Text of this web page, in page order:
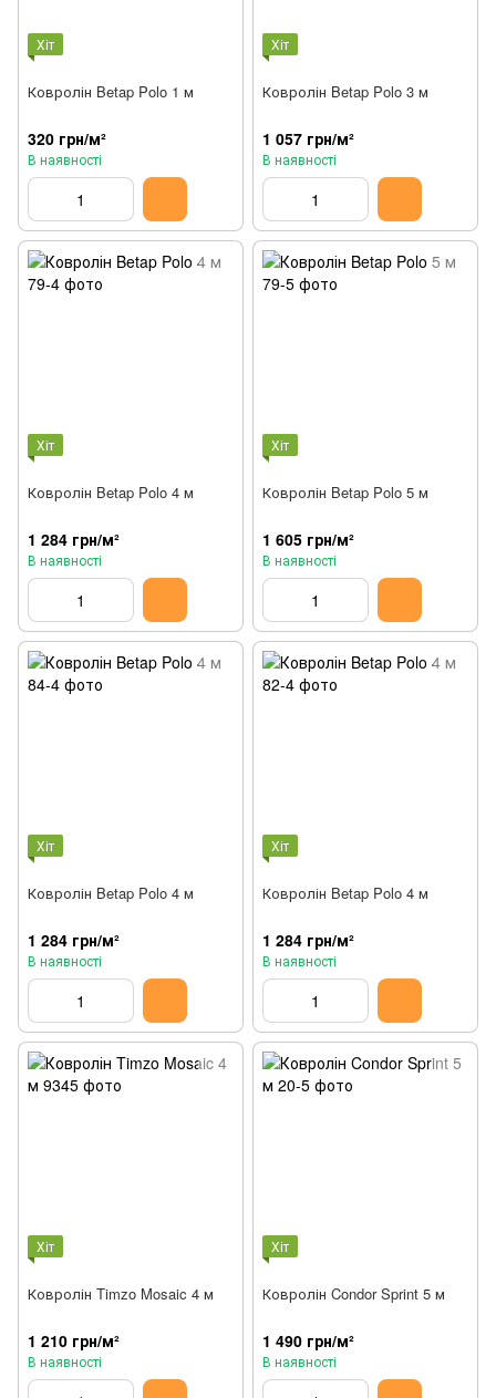
Хіт
Ковролін Betap Polo 1 м
320 грн/м²
В наявності
Хіт
Ковролін Betap Polo 3 м
1 057 грн/м²
В наявності
Хіт
Ковролін Betap Polo 4 м
1 284 грн/м²
В наявності
Хіт
Ковролін Betap Polo 5 м
1 605 грн/м²
В наявності
Хіт
Ковролін Betap Polo 4 м
1 284 грн/м²
В наявності
Хіт
Ковролін Betap Polo 4 м
1 284 грн/м²
В наявності
Хіт
Ковролін Timzo Mosaic 4 м
1 210 грн/м²
В наявності
Хіт
Ковролін Condor Sprint 5 м
1 490 грн/м²
В наявності